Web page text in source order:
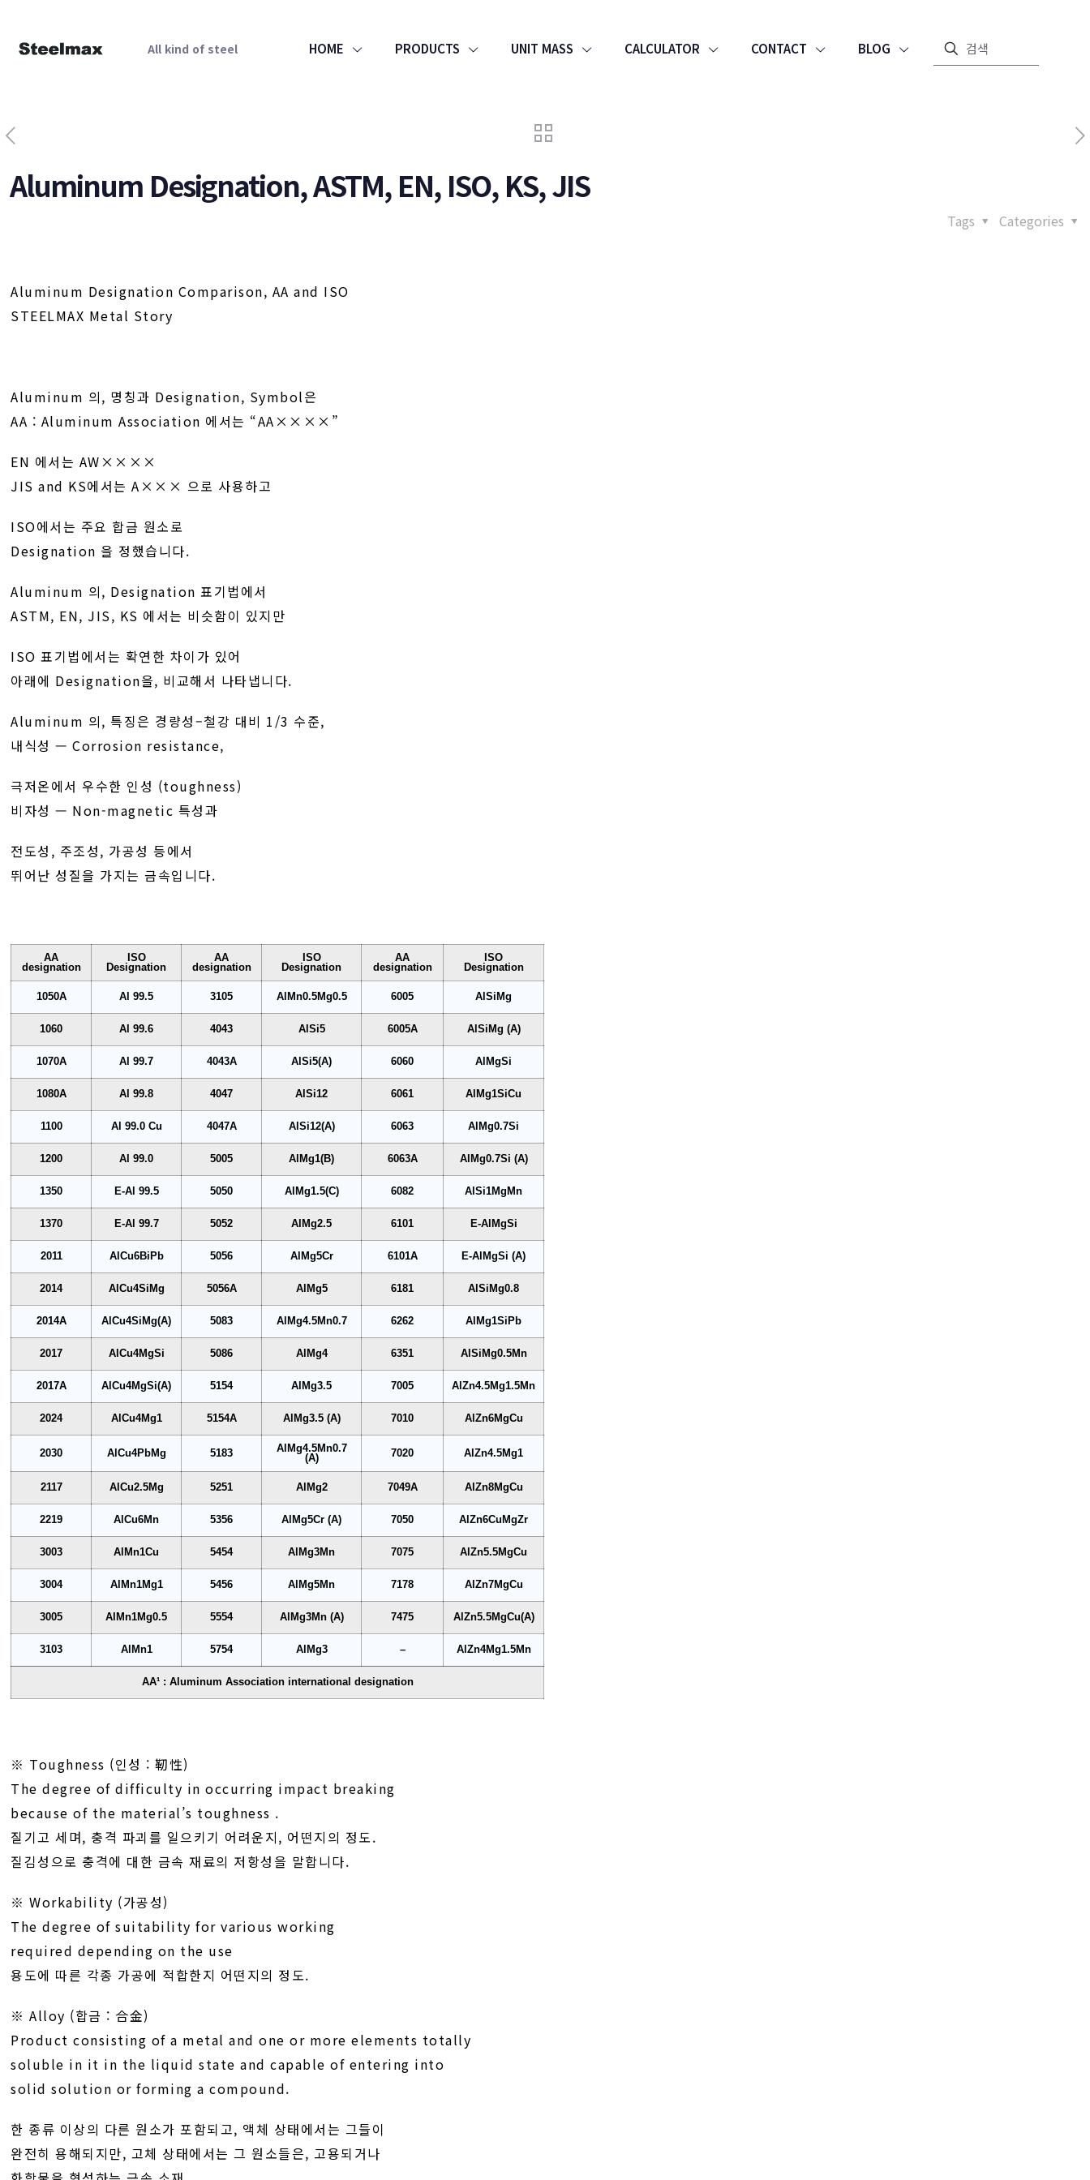
All kind of steel HOME PRODUCTS UNIT MASS CALCULATOR CONTACT BLOG
Aluminum Designation, ASTM, EN, ISO, KS, JIS
Categories
Tags
Aluminum Designation Comparison, AA and ISO
STEELMAX Metal Story
Aluminum 의, 명칭과 Designation, Symbol은
AA : Aluminum Association 에서는 “AA××××”
EN 에서는 AW××××
JIS and KS에서는 A××× 으로 사용하고
ISO에서는 주요 합금 원소로
Designation 을 정했습니다.
Aluminum 의, Designation 표기법에서
ASTM, EN, JIS, KS 에서는 비슷함이 있지만
ISO 표기법에서는 확연한 차이가 있어
아래에 Designation을, 비교해서 나타냅니다.
Aluminum 의, 특징은 경량성–철강 대비 1/3 수준,
내식성 — Corrosion resistance,
극저온에서 우수한 인성 (toughness)
비자성 — Non-magnetic 특성과
전도성, 주조성, 가공성 등에서
뛰어난 성질을 가지는 금속입니다.
AA
designation
ISO
Designation
AA
designation
ISO
Designation
AA
designation
ISO
Designation
1050A Al 99.5 3105 AlMn0.5Mg0.5 6005 AlSiMg
1060 Al 99.6 4043 AlSi5 6005A AlSiMg (A)
1070A Al 99.7 4043A AlSi5(A) 6060 AlMgSi
1080A Al 99.8 4047 AlSi12 6061 AlMg1SiCu
1100 Al 99.0 Cu 4047A AlSi12(A) 6063 AlMg0.7Si
1200 Al 99.0 5005 AlMg1(B) 6063A AlMg0.7Si (A)
1350 E-Al 99.5 5050 AlMg1.5(C) 6082 AlSi1MgMn
1370 E-Al 99.7 5052 AlMg2.5 6101 E-AlMgSi
2011 AlCu6BiPb 5056 AlMg5Cr 6101A E-AlMgSi (A)
2014 AlCu4SiMg 5056A AlMg5 6181 AlSiMg0.8
2014A AlCu4SiMg(A) 5083 AlMg4.5Mn0.7 6262 AlMg1SiPb
2017 AlCu4MgSi 5086 AlMg4 6351 AlSiMg0.5Mn
2017A AlCu4MgSi(A) 5154 AlMg3.5 7005 AlZn4.5Mg1.5Mn
2024 AlCu4Mg1 5154A AlMg3.5 (A) 7010 AlZn6MgCu
2030 AlCu4PbMg 5183
AlMg4.5Mn0.7
(A)
7020 AlZn4.5Mg1
2117 AlCu2.5Mg 5251 AlMg2 7049A AlZn8MgCu
2219 AlCu6Mn 5356 AlMg5Cr (A) 7050 AlZn6CuMgZr
3003 AlMn1Cu 5454 AlMg3Mn 7075 AlZn5.5MgCu
3004 AlMn1Mg1 5456 AlMg5Mn 7178 AlZn7MgCu
3005 AlMn1Mg0.5 5554 AlMg3Mn (A) 7475 AlZn5.5MgCu(A)
3103 AlMn1 5754 AlMg3 – AlZn4Mg1.5Mn
AA¹ : Aluminum Association international designation
※ Toughness (인성 : 靭性)
The degree of difficulty in occurring impact breaking
because of the material’s toughness .
질기고 세며, 충격 파괴를 일으키기 어려운지, 어떤지의 정도.
질김성으로 충격에 대한 금속 재료의 저항성을 말합니다.
※ Workability (가공성)
The degree of suitability for various working
required depending on the use
용도에 따른 각종 가공에 적합한지 어떤지의 정도.
※ Alloy (합금 : 合金)
Product consisting of a metal and one or more elements totally
soluble in it in the liquid state and capable of entering into
solid solution or forming a compound.
한 종류 이상의 다른 원소가 포함되고, 액체 상태에서는 그들이
완전히 용해되지만, 고체 상태에서는 그 원소들은, 고용되거나